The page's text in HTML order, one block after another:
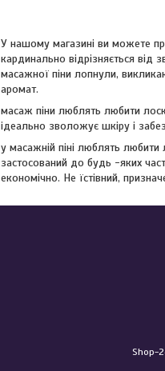
У нашому магазині ви можете
кардинально відрізняється від
масажної піни лопнули,
аромат.
масаж піни люблять любити
ідеально зволожує шкіру і
у масажній піні люблять
застосований до будь -яких
економічно. Не їстівний,